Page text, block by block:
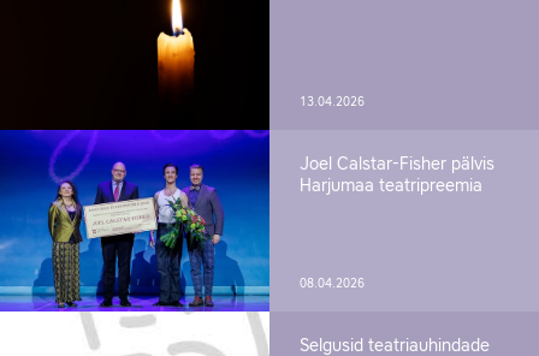
13.04.2026
Joel Calstar-Fisher pälvis
Harjumaa teatripreemia
08.04.2026
Selgusid teatriauhindade